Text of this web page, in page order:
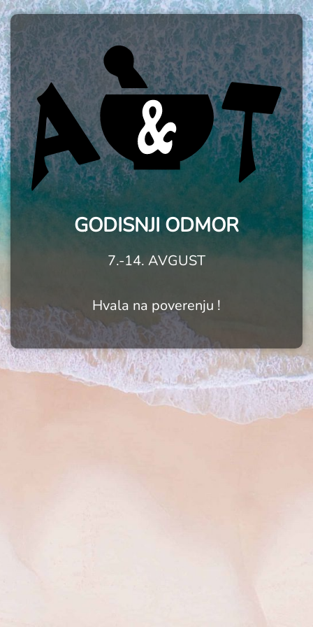
GODISNJI ODMOR
7.-14. AVGUST
Hvala na poverenju !